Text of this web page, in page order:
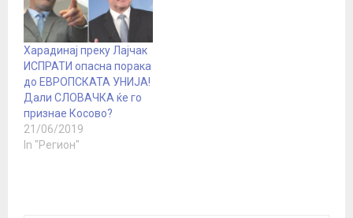
Харадинај преку Лајчак
ИСПРАТИ опасна порака
до ЕВРОПСКАТА УНИЈА!
Дали СЛОВАЧКА ќе го
признае Косово?
21/06/2019
In "Регион"